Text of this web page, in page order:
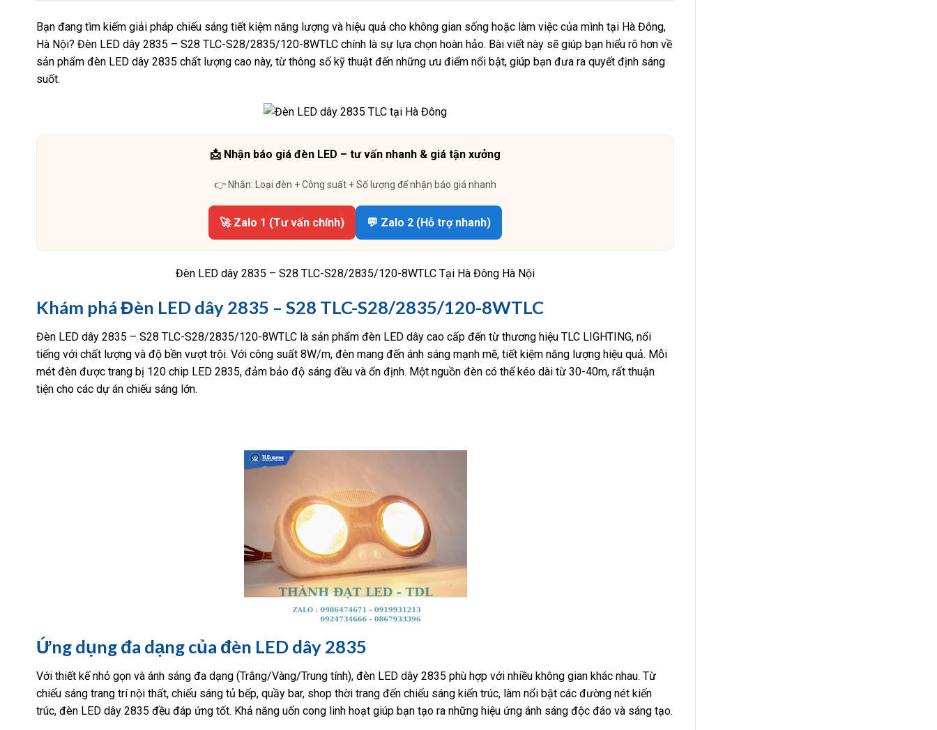
Bạn đang tìm kiếm giải pháp chiếu sáng tiết kiệm năng lượng và hiệu quả cho không gian sống hoặc làm việc của mình tại Hà Đông,
Hà Nội? Đèn LED dây 2835 – S28 TLC-S28/2835/120-8WTLC chính là sự lựa chọn hoàn hảo. Bài viết này sẽ giúp bạn hiểu rõ hơn về
sản phẩm đèn LED dây 2835 chất lượng cao này, từ thông số kỹ thuật đến những ưu điểm nổi bật, giúp bạn đưa ra quyết định sáng
suốt.
📩 Nhận báo giá đèn LED – tư vấn nhanh & giá tận xưởng
👉 Nhắn: Loại đèn + Công suất + Số lượng để nhận báo giá nhanh
🚀 Zalo 1 (Tư vấn chính) 💬 Zalo 2 (Hỗ trợ nhanh)
Đèn LED dây 2835 – S28 TLC-S28/2835/120-8WTLC Tại Hà Đông Hà Nội
Khám phá Đèn LED dây 2835 – S28 TLC-S28/2835/120-8WTLC
Đèn LED dây 2835 – S28 TLC-S28/2835/120-8WTLC là sản phẩm đèn LED dây cao cấp đến từ thương hiệu TLC LIGHTING, nổi
tiếng với chất lượng và độ bền vượt trội. Với công suất 8W/m, đèn mang đến ánh sáng mạnh mẽ, tiết kiệm năng lượng hiệu quả. Mỗi
mét đèn được trang bị 120 chip LED 2835, đảm bảo độ sáng đều và ổn định. Một nguồn đèn có thể kéo dài từ 30-40m, rất thuận
tiện cho các dự án chiếu sáng lớn.
Ứng dụng đa dạng của đèn LED dây 2835
Với thiết kế nhỏ gọn và ánh sáng đa dạng (Trắng/Vàng/Trung tính), đèn LED dây 2835 phù hợp với nhiều không gian khác nhau. Từ
chiếu sáng trang trí nội thất, chiếu sáng tủ bếp, quầy bar, shop thời trang đến chiếu sáng kiến trúc, làm nổi bật các đường nét kiến
trúc, đèn LED dây 2835 đều đáp ứng tốt. Khả năng uốn cong linh hoạt giúp bạn tạo ra những hiệu ứng ánh sáng độc đáo và sáng tạo.